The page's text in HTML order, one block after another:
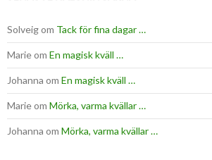
Solveigom Tack för fina dagar …
Marieom En magisk kväll …
Johanna om En magisk kväll …
Marieom Mörka, varma kvällar …
Johanna om Mörka, varma kvällar …